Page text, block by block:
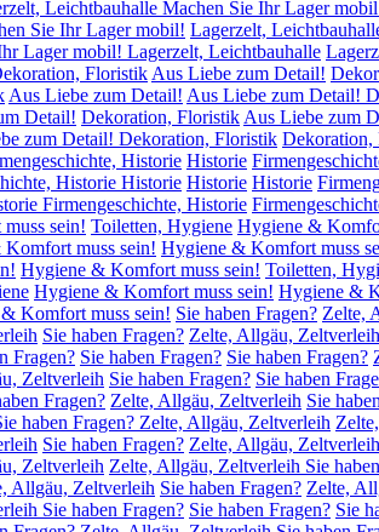
Leichtbauhalle Machen Sie Ihr Lager
Sie Ihr Lager mobil! Lagerzelt,
Lager mobil! Lagerzelt, Leichtbauhalle
Floristik Aus Liebe zum Detail!
Aus Liebe zum Detail! Aus Liebe zum Detail!
Detail! Dekoration, Floristik Aus Liebe zum
zum Detail! Dekoration, Floristik Dekoration,
Historie Historie
Historie Historie Historie Historie
Firmengeschichte, Historie
sein! Toiletten, Hygiene Hygiene &
muss sein! Hygiene & Komfort muss
Hygiene & Komfort muss sein! Toiletten,
Hygiene & Komfort muss sein! Hygiene &
Komfort muss sein! Sie haben Fragen? Zelte,
Sie haben Fragen? Zelte, Allgäu, Zeltverleih
Fragen? Sie haben Fragen? Sie haben Fragen?
Zeltverleih Sie haben Fragen? Sie haben
Fragen? Zelte, Allgäu, Zeltverleih Sie
haben Fragen? Zelte, Allgäu, Zeltverleih
Sie haben Fragen? Zelte, Allgäu, Zeltverleih
Zeltverleih Zelte, Allgäu, Zeltverleih Sie
Allgäu, Zeltverleih Sie haben Fragen? Zelte,
Sie haben Fragen? Sie haben Fragen? Sie